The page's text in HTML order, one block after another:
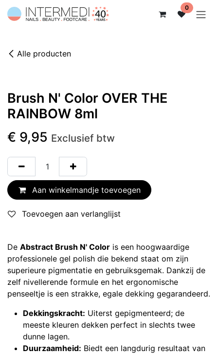
Overslaan naar inhoud 0
Alle producten
Brush N' Color OVER THE
RAINBOW 8ml
De Abstract Brush N' Color is een hoogwaardige
professionele gel polish die bekend staat om zijn
superieure pigmentatie en gebruiksgemak. Dankzij de
zelf nivellerende formule en het ergonomische
penseeltje is een strakke, egale dekking gegarandeerd.
Dekkingskracht: Uiterst gepigmenteerd; de
meeste kleuren dekken perfect in slechts twee
dunne lagen.
Duurzaamheid: Biedt een langdurig resultaat van
€ 9,95 Exclusief btw
Aan winkelmandje toevoegen
Toevoegen aan verlanglijst